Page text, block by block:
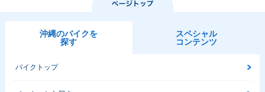
沖縄のバイクを
探す
スペシャル
コンテンツ
バイクトップ